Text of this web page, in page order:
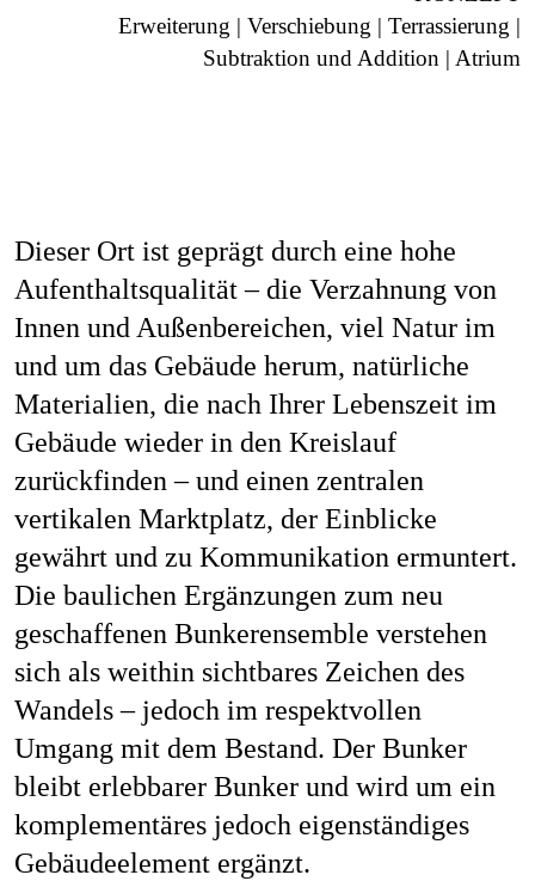
Erweiterung | Verschiebung | Terrassierung |
Subtraktion und Addition | Atrium
Dieser Ort ist geprägt durch eine hohe
Aufenthaltsqualität – die Verzahnung von
Innen und Außenbereichen, viel Natur im
und um das Gebäude herum, natürliche
Materialien, die nach Ihrer Lebenszeit im
Gebäude wieder in den Kreislauf
zurückfinden – und einen zentralen
vertikalen Marktplatz, der Einblicke
gewährt und zu Kommunikation ermuntert.
Die baulichen Ergänzungen zum neu
geschaffenen Bunkerensemble verstehen
sich als weithin sichtbares Zeichen des
Wandels – jedoch im respektvollen
Umgang mit dem Bestand. Der Bunker
bleibt erlebbarer Bunker und wird um ein
komplementäres jedoch eigenständiges
Gebäudeelement ergänzt.